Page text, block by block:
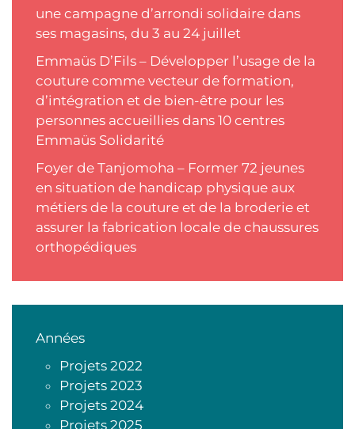
une campagne d’arrondi solidaire dans
ses magasins, du 3 au 24 juillet
Emmaüs D’Fils – Développer l’usage de la
couture comme vecteur de formation,
d’intégration et de bien-être pour les
personnes accueillies dans 10 centres
Emmaüs Solidarité
Foyer de Tanjomoha – Former 72 jeunes
en situation de handicap physique aux
métiers de la couture et de la broderie et
assurer la fabrication locale de chaussures
orthopédiques
Années
Projets 2022
Projets 2023
Projets 2024
Projets 2025